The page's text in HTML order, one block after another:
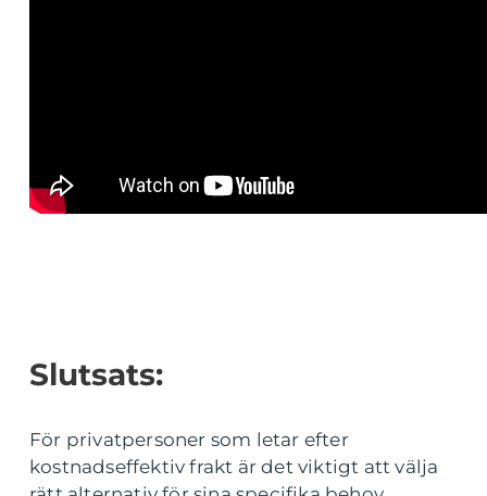
Slutsats:
För privatpersoner som letar efter
kostnadseffektiv frakt är det viktigt att välja